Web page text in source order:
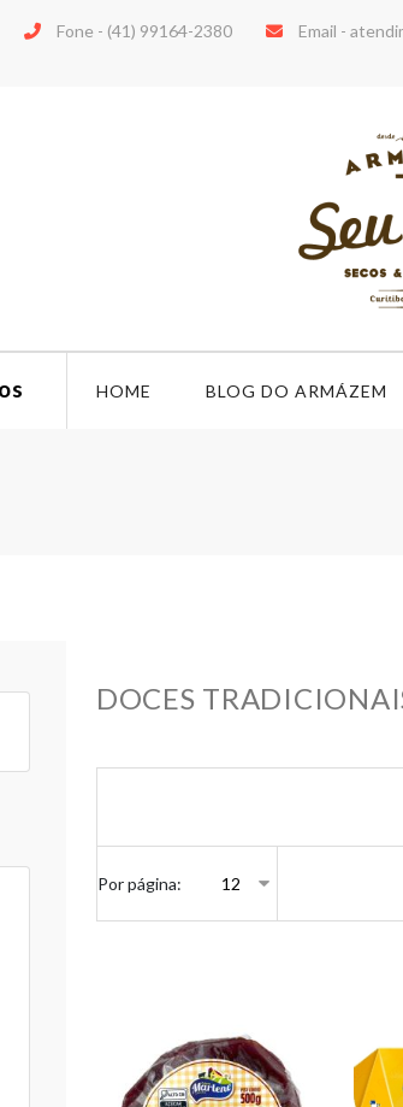
Fone - (41) 99164-2380 Email -
HOME BLOG DO ARMÁZEM
DOCES
Por página: